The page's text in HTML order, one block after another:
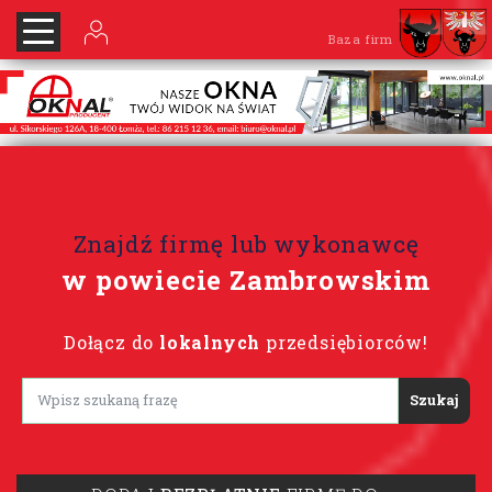
Baza firm
Znajdź firmę lub wykonawcę
w powiecie Zambrowskim
Dołącz do lokalnych przedsiębiorców!
Lorem ipsum